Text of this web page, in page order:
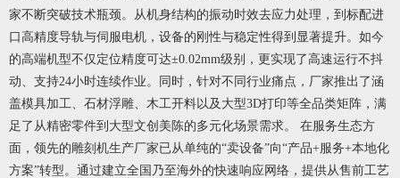
家不断突破技术瓶颈。从机身结构的振动时效去应力处理，到标配进
口高精度导轨与伺服电机，设备的刚性与稳定性得到显著提升。如今
的高端机型不仅定位精度可达±0.02mm级别，更实现了高速运行不抖
动、支持24小时连续作业。同时，针对不同行业痛点，厂家推出了涵
盖模具加工、石材浮雕、木工开料以及大型3D打印等全品类矩阵，满
足了从精密零件到大型文创美陈的多元化场景需求。 在服务生态方
面，领先的雕刻机生产厂家已从单纯的“卖设备”向“产品+服务+本地化
方案”转型。通过建立全国乃至海外的快速响应网络，提供从售前工艺